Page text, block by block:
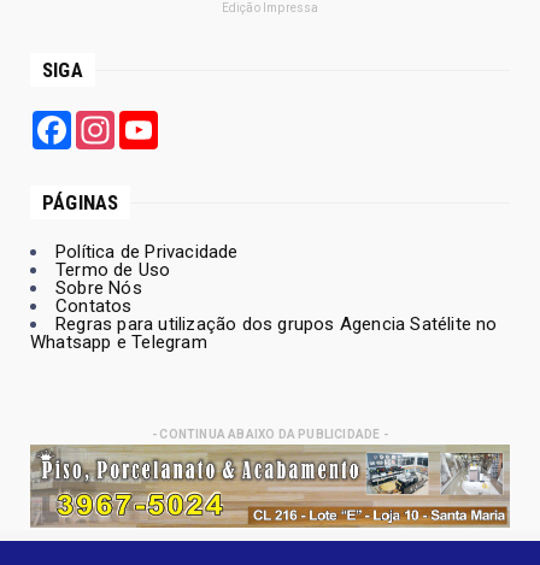
Edição Impressa
SIGA
FacebookInstagram
PÁGINAS
Política de Privacidade
Termo de Uso
Sobre Nós
Contatos
Regras para utilização dos grupos Agencia Satélite no
Whatsapp e Telegram
- CONTINUA ABAIXO DA PUBLICIDADE -